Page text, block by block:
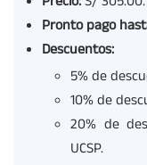
Pronto pago
Descuentos:
5% de
10% de
20% de
UCSP.